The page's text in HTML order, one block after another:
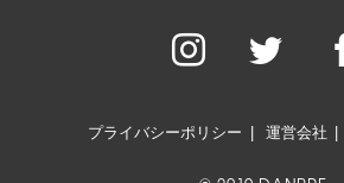
プライバシーポリシー 運営会社